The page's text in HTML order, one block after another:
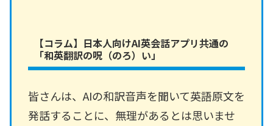
【コラム】日本人向けAI英会話アプリ共通の
「和英翻訳の呪（のろ）い」
皆さんは、AIの和訳音声を聞いて英語原文を
発話することに、無理があるとは思いませ